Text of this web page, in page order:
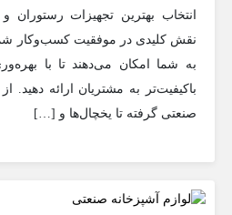
انتخاب بهترین تجهیزات رستوران
نقش کلیدی در موفقیت کسب‌وکار شما
به شما امکان می‌دهند تا با
باکیفیت‌تر به مشتریان ارائه دهید.
صنعتی گرفته تا یخچال‌ها و […]